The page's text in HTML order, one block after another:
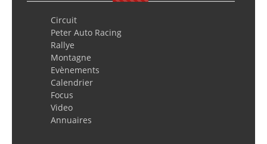
Circuit
Peter Auto Racing
Rallye
Montagne
Evènements
Calendrier
Focus
Video
Annuaires